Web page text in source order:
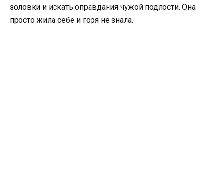
золовки и искать оправдания чужой подлости. Она
просто жила себе и горя не знала.